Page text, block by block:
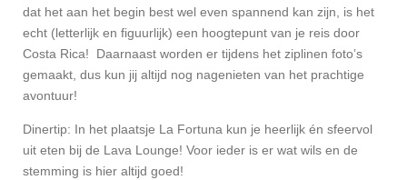
dat het aan het begin best wel even spannend kan zijn, is het
echt (letterlijk en figuurlijk) een hoogtepunt van je reis door
Costa Rica! Daarnaast worden er tijdens het ziplinen foto’s
gemaakt, dus kun jij altijd nog nagenieten van het prachtige
avontuur!
Dinertip: In het plaatsje La Fortuna kun je heerlijk én sfeervol
uit eten bij de Lava Lounge! Voor ieder is er wat wils en de
stemming is hier altijd goed!